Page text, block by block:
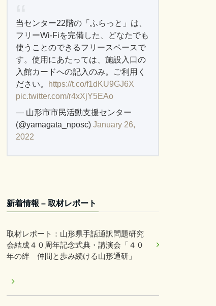
当センター22階の「ふらっと」は、
フリーWi-Fiを完備した、どなたでも
使うことのできるフリースペースで
す。使用にあたっては、施設入口の
入館カードへの記入のみ。ご利用く
ださい。
https://t.co/f1dKU9GJ6X
pic.twitter.com/r4xXjY5EAo
— 山形市市民活動支援センター
(@yamagata_nposc) January 26,
2022
新着情報 – 取材レポート
取材レポート：山形県手話通訳問題研究
会結成４０周年記念式典・講演会「４０
年の絆 仲間と歩み続ける山形通研」